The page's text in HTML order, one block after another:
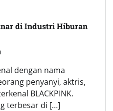
di Industri Hiburan
dengan nama
penyanyi, aktris,
BLACKPINK.
terbesar di […]